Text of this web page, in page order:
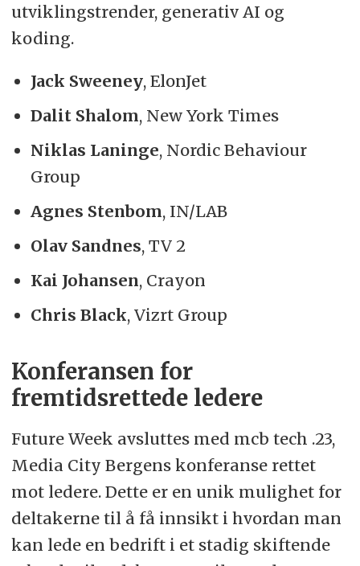
utviklingstrender, generativ AI og
koding.
Jack Sweeney, ElonJet
Dalit Shalom, New York Times
Niklas Laninge, Nordic Behaviour
Group
Agnes Stenbom, IN/LAB
Olav Sandnes, TV 2
Kai Johansen, Crayon
Chris Black, Vizrt Group
Konferansen for
fremtidsrettede ledere
Future Week avsluttes med mcb tech .23,
Media City Bergens konferanse rettet
mot ledere. Dette er en unik mulighet for
deltakerne til å få innsikt i hvordan man
kan lede en bedrift i et stadig skiftende